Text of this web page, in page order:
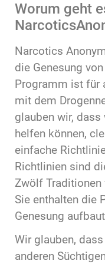
Worum geht
Narcotics
die Genesung
Programm ist für
mit dem
glauben wir,
helfen können,
einfache
Richtlinien sind
Zwölf
Sie enthalten die
Genesung
Wir glauben,
anderen